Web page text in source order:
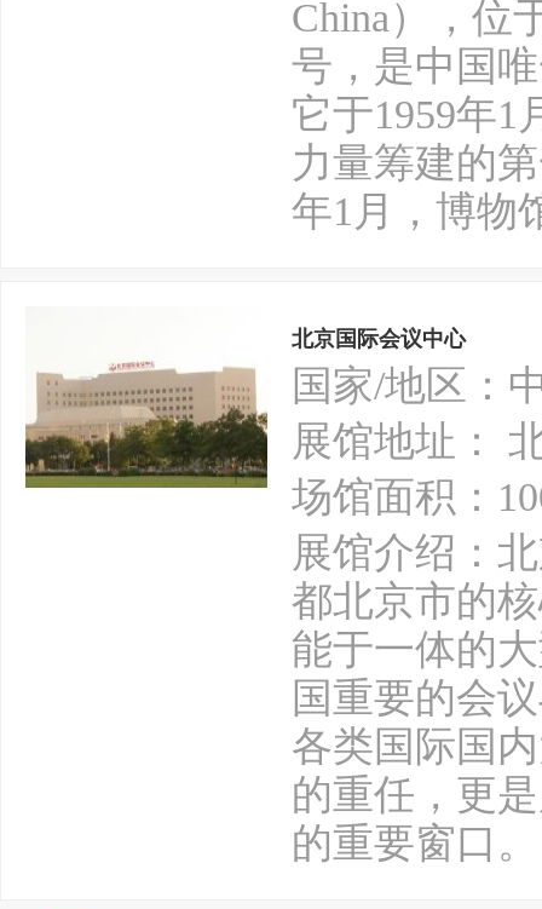
China），位
号，是中国
它于1959年1
力量筹建的
年1月，博物
北京国际会议中心
国家/地区：
展馆地址：
场馆面积：
展馆介绍：
都北京市的
能于一体的
国重要的会
各类国际国
的重任，更
的重要窗口。